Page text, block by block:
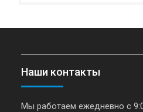
Наши контакты
Мы работаем ежедневно с